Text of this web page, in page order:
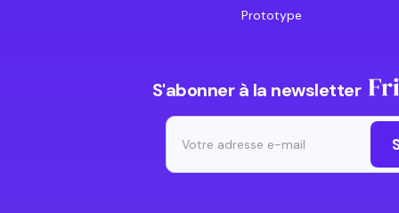
Prototype
S'abonner à la newsletter